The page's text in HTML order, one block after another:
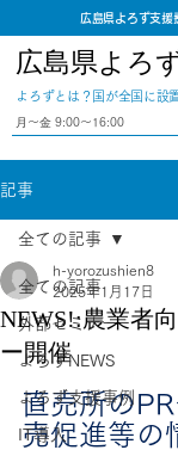
広島県よろず支
広島県よろ
よろずとは？国が全国に設
⽉〜⾦ 9:00〜16:00
記事
全ての記事
外部セミナー
よろずNEWS
よろず支援事例
IT導入
全ての記事
NEWS!:農業者
ー開催
h-yorozushien8
2025年1月17日
直売所の
売促進等の